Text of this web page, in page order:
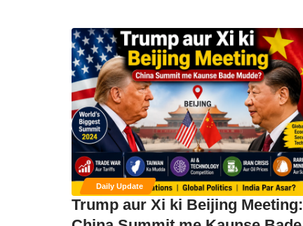
Daily Update
Trump aur Xi ki Beijing Meeting: